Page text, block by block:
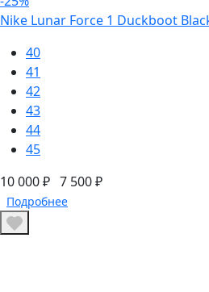
Nike Lunar Force 1 Duckboot
40
41
42
43
44
45
10 000 ₽ 7 500 ₽
Подробнее